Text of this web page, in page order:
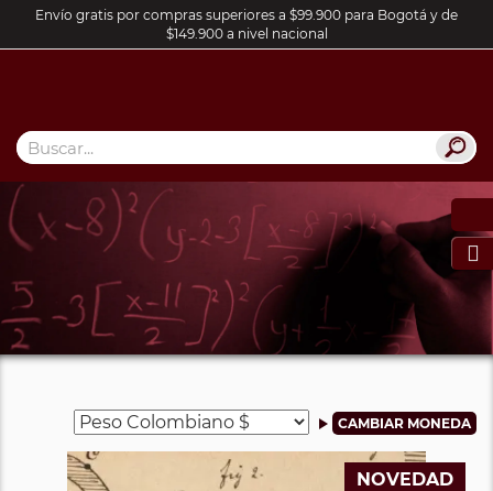
Envío gratis por compras superiores a $99.900 para Bogotá y de
$149.900 a nivel nacional

NOVEDAD